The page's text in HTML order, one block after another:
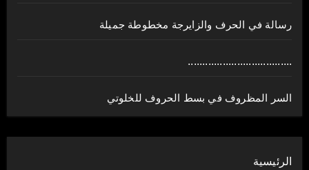
رسالة في الحرف والزايرجة مخطوطة جميلة
....................................
السر المظروف في بسط الحروف للخلوتي
الرئيسية